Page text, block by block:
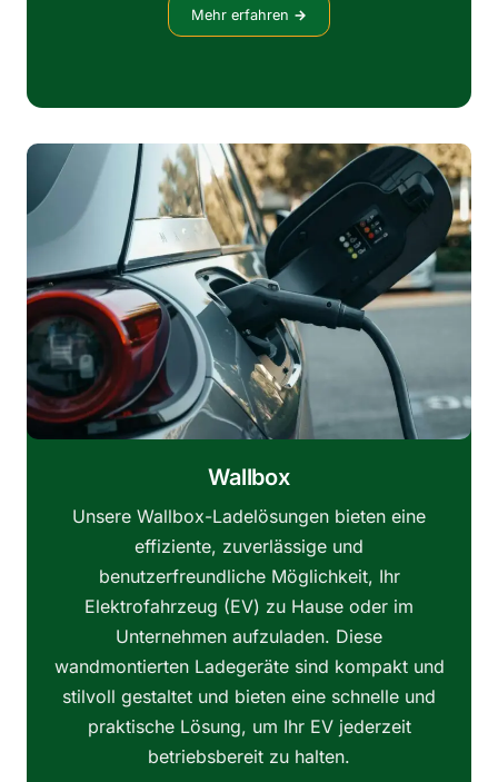
Mehr erfahren →
Wallbox
Unsere Wallbox-Ladelösungen bieten eine
effiziente, zuverlässige und
benutzerfreundliche Möglichkeit, Ihr
Elektrofahrzeug (EV) zu Hause oder im
Unternehmen aufzuladen. Diese
wandmontierten Ladegeräte sind kompakt und
stilvoll gestaltet und bieten eine schnelle und
praktische Lösung, um Ihr EV jederzeit
betriebsbereit zu halten.